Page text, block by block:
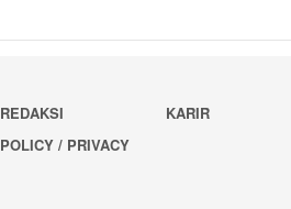
REDAKSI
KARIR
POLICY / PRIVACY